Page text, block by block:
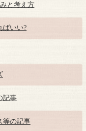
と考え方
いい?
記事
等の記事